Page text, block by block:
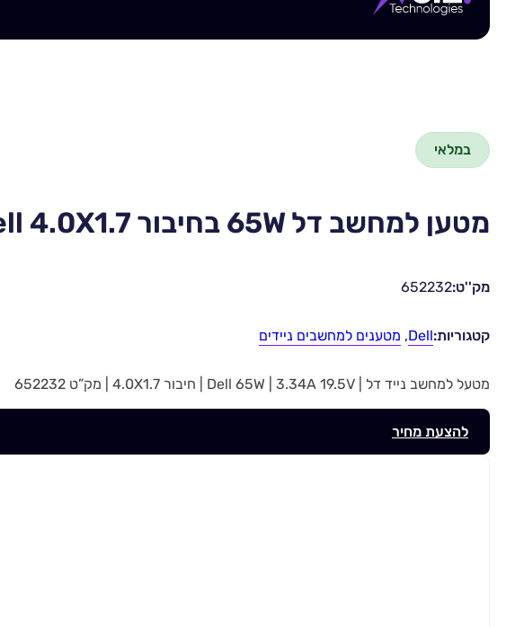
במלאי
מטען למחשב דל 65W בחיבור Dell 4.0X1.7
מק''ט:652232
קטגוריות:Dell
, מטענים למחשבים ניידים
מטעל למחשב נייד דל | Dell 65W | 3.34A 19.5V | חיבור 4.0X1.7 | מק”ט 652232
להצעת מחיר